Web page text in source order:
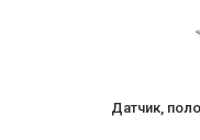
Датчик,